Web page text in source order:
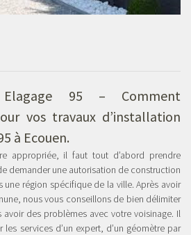
95 – Comment
vos travaux d’installation
à Ecouen.
appropriée, il faut tout d’abord prendre
demander une autorisation de construction
une région spécifique de la ville. Après avoir
nous vous conseillons de bien délimiter
des problèmes avec votre voisinage. Il
services d’un expert, d’un géomètre par